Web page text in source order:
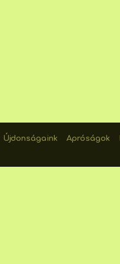
Újdonságaink Apróságok